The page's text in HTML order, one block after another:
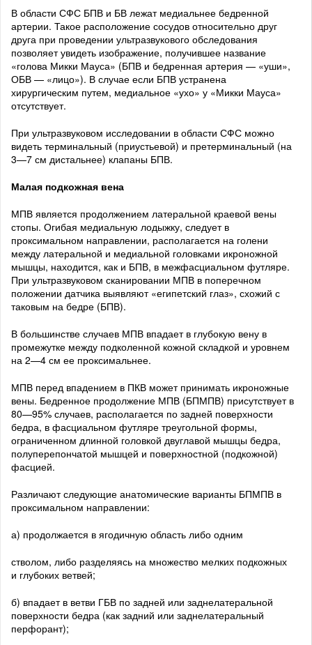
В области СФС БПВ и БВ лежат медиальнее бедренной
артерии. Такое расположение сосудов относительно друг
друга при проведении ультразвукового обследования
позволяет увидеть изображение, получившее название
«голова Микки Мауса» (БПВ и бедренная артерия — «уши»,
ОБВ — «лицо»). В случае если БПВ устранена
хирургическим путем, медиальное «ухо» у «Микки Мауса»
отсутствует.
При ультразвуковом исследовании в области СФС можно
видеть терминальный (приустьевой) и претерминальный (на
3—7 см дистальнее) клапаны БПВ.
Малая подкожная вена
МПВ является продолжением латеральной краевой вены
стопы. Огибая медиальную лодыжку, следует в
проксимальном направлении, располагается на голени
между латеральной и медиальной головками икроножной
мышцы, находится, как и БПВ, в межфасциальном футляре.
При ультразвуковом сканировании МПВ в поперечном
положении датчика выявляют «египетский глаз», схожий с
таковым на бедре (БПВ).
В большинстве случаев МПВ впадает в глубокую вену в
промежутке между подколенной кожной складкой и уровнем
на 2—4 см ее проксимальнее.
МПВ перед впадением в ПКВ может принимать икроножные
вены. Бедренное продолжение МПВ (БПМПВ) присутствует в
80—95% случаев, располагается по задней поверхности
бедра, в фасциальном футляре треугольной формы,
ограниченном длинной головкой двуглавой мышцы бедра,
полуперепончатой мышцей и поверхностной (подкожной)
фасцией.
Различают следующие анатомические варианты БПМПВ в
проксимальном направлении:
а) продолжается в ягодичную область либо одним
стволом, либо разделяясь на множество мелких подкожных
и глубоких ветвей;
б) впадает в ветви ГБВ по задней или заднелатеральной
поверхности бедра (как задний или заднелатеральный
перфорант);